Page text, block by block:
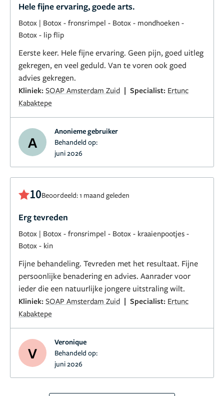
Hele fijne ervaring, goede arts.
Botox | Botox - fronsrimpel - Botox - mondhoeken -
Botox - lip flip
Eerste keer. Hele fijne ervaring. Geen pijn, goed uitleg
gekregen, en veel geduld. Van te voren ook goed
advies gekregen.
Kliniek: SOAP Amsterdam Zuid | Specialist: Ertunc
Kabaktepe
A
Anonieme gebruiker
Behandeld op:
juni 2026
10Beoordeeld: 1 maand geleden
Erg tevreden
Botox | Botox - fronsrimpel - Botox - kraaienpootjes -
Botox - kin
Fijne behandeling. Tevreden met het resultaat. Fijne
persoonlijke benadering en advies. Aanrader voor
ieder die een natuurlijke jongere uitstraling wilt.
Kliniek: SOAP Amsterdam Zuid | Specialist: Ertunc
Kabaktepe
V
Veronique
Behandeld op:
juni 2026